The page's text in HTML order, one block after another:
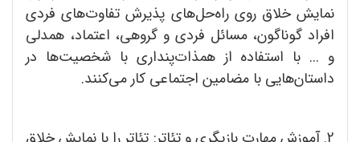
نمایش خلاق روی راه‌حل‌های پذیرش تفاوت‌های فردی
افراد گوناگون، مسائل فردی و گروهی، اعتماد، همدلی
و ... با استفاده از همذات‌پنداری با شخصیت‌ها در
داستان‌هایی با مضامین اجتماعی کار می‌کنند.